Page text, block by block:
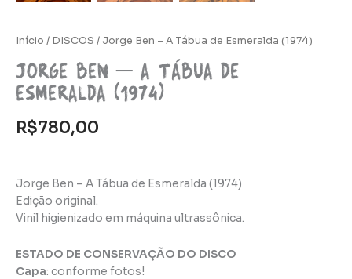
Início / DISCOS / Jorge Ben – A Tábua de Esmeralda (1974)
Jorge Ben – A Tábua de
Esmeralda (1974)
R$780,00
Jorge Ben – A Tábua de Esmeralda (1974)
Edição original.
Vinil higienizado em máquina ultrassônica.
ESTADO DE CONSERVAÇÃO DO DISCO
Capa: conforme fotos!